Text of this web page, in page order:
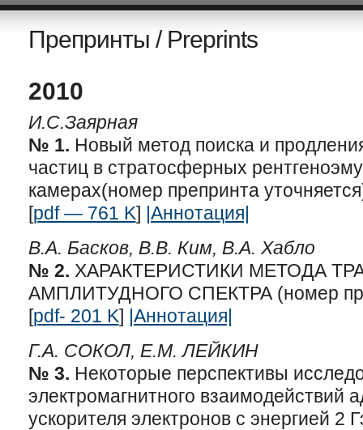
Препринты / Preprints
2010
И.С.Заярная
№ 1. Новый метод поиска и
частиц в стратосферных
камерах(номер препринта
[pdf — 761 K] |Аннотация|
В.А. Басков, В.В. Ким, В.А. Хабло
№ 2. ХАРАКТЕРИСТИКИ МЕТОДА
АМПЛИТУДНОГО СПЕКТРА (номер
[pdf- 201 K] |Аннотация|
Г.А. СОКОЛ, Е.М. ЛЕЙКИН
№ 3. Некоторые перспективы
электромагнитного взаимодействий
ускорителя электронов с энергией 2